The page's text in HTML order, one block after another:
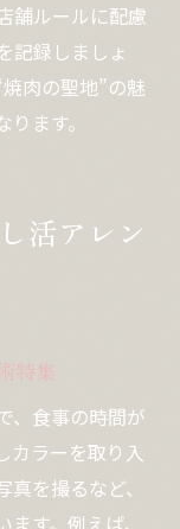
舗ルールに配慮
記録しましょ
肉の聖地”の魅
ます。
活アレン
特集
、食事の時間が
カラーを取り入
を撮るなど、